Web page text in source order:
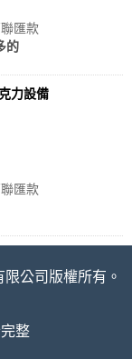
匯款
的
力設備
匯款
公司版權所有。
整